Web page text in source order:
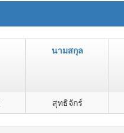
นามสกุล
สุทธิจักร์